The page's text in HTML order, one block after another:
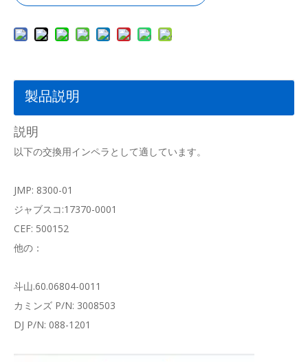
製品説明
説明
以下の交換用インペラとして適しています。
JMP: 8300-01
ジャブスコ:17370-0001
CEF: 500152
他の：
斗山.60.06804-0011
カミンズ P/N: 3008503
DJ P/N: 088-1201